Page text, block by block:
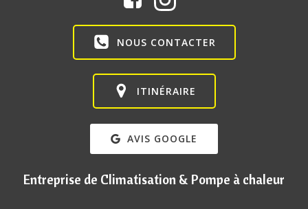
NOUS CONTACTER
ITINÉRAIRE
AVIS GOOGLE
Entreprise de Climatisation & Pompe à chaleur